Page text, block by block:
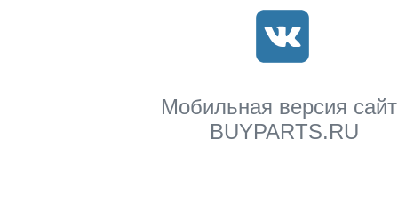
Мобильная версия
BUYPARTS.RU